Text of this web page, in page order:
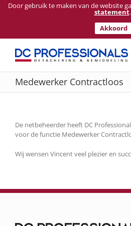
Door gebruik te maken van de website
statement.
Akkoord
Ga
inhoud
Medewerker Contractloos
De netbeheerder heeft DC
voor de functie Medewerker
Wij wensen Vincent veel plezier en